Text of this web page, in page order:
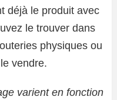
déjà le produit avec
le trouver dans
physiques ou
vendre.
varient en fonction